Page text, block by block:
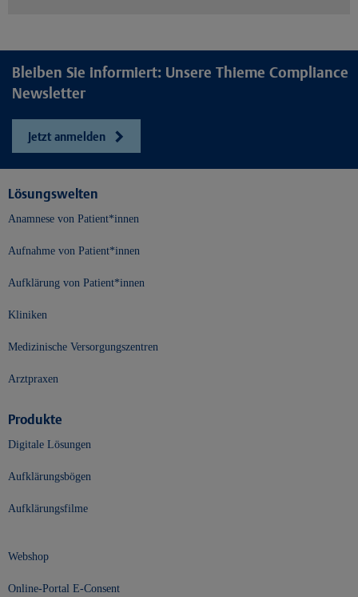
Bleiben Sie informiert: Unsere Thieme Compliance
Newsletter
Jetzt anmelden
Lösungswelten
Anamnese von Patient*innen
Aufnahme von Patient*innen
Aufklärung von Patient*innen
Kliniken
Medizinische Versorgungszentren
Arztpraxen
Produkte
Digitale Lösungen
Aufklärungsbögen
Aufklärungsfilme
Webshop
Online-Portal E-Consent